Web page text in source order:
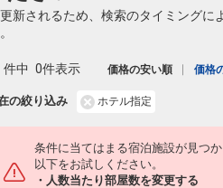
新されるため、検索のタイミング
の絞り込み ホテル指定
件中 0件表示 価格の安い順 価格
条件に当てはまる宿泊施設が見つか
以下をお試しください。
・人数当たり部屋数を変更する